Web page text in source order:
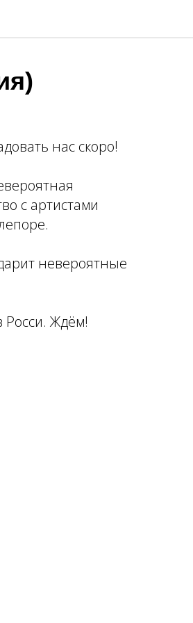
нас скоро!
с артистами
невероятные
Ждём!